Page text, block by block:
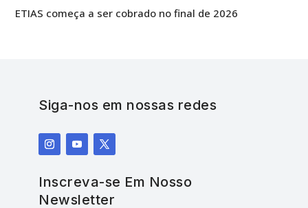
ETIAS começa a ser cobrado no final de 2026
Siga-nos em nossas redes
Inscreva-se Em Nosso
Newsletter